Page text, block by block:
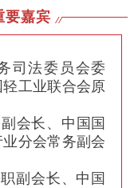
要嘉宾
司法委员会委
工业联合会原
会长、中国国
分会常务副会
副会长、中国